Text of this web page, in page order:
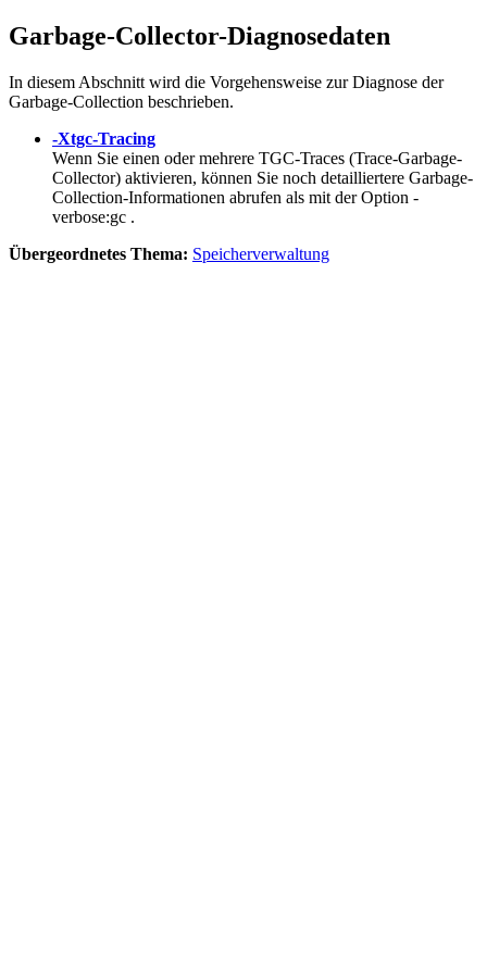
Garbage-Collector-Diagnosedaten
In diesem Abschnitt wird die Vorgehensweise zur Diagnose der
Garbage-Collection beschrieben.
-Xtgc-Tracing
Wenn Sie einen oder mehrere TGC-Traces (Trace-Garbage-
Collector) aktivieren, können Sie noch detailliertere Garbage-
Collection-Informationen abrufen als mit der Option -
verbose:gc .
Übergeordnetes Thema: Speicherverwaltung